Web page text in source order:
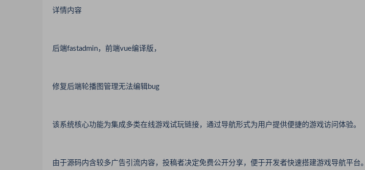
详情内容
后端fastadmin，前端vue编译版，
修复后端轮播图管理无法编辑bug
该系统核心功能为集成多类在线游戏试玩链接，通过导航形式为用户提供便捷的游戏访问体验。
由于源码内含较多广告引流内容，投稿者决定免费公开分享，便于开发者快速搭建游戏导航平台。